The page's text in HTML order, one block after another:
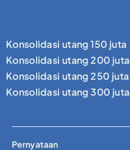
Konsolidasi utang 150 juta
Konsolidasi utang 200 juta
Konsolidasi utang 250 juta
Konsolidasi utang 300 juta
Pernyataan